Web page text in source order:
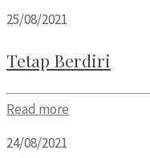
25/08/2021
Tetap Berdiri
Read more
24/08/2021